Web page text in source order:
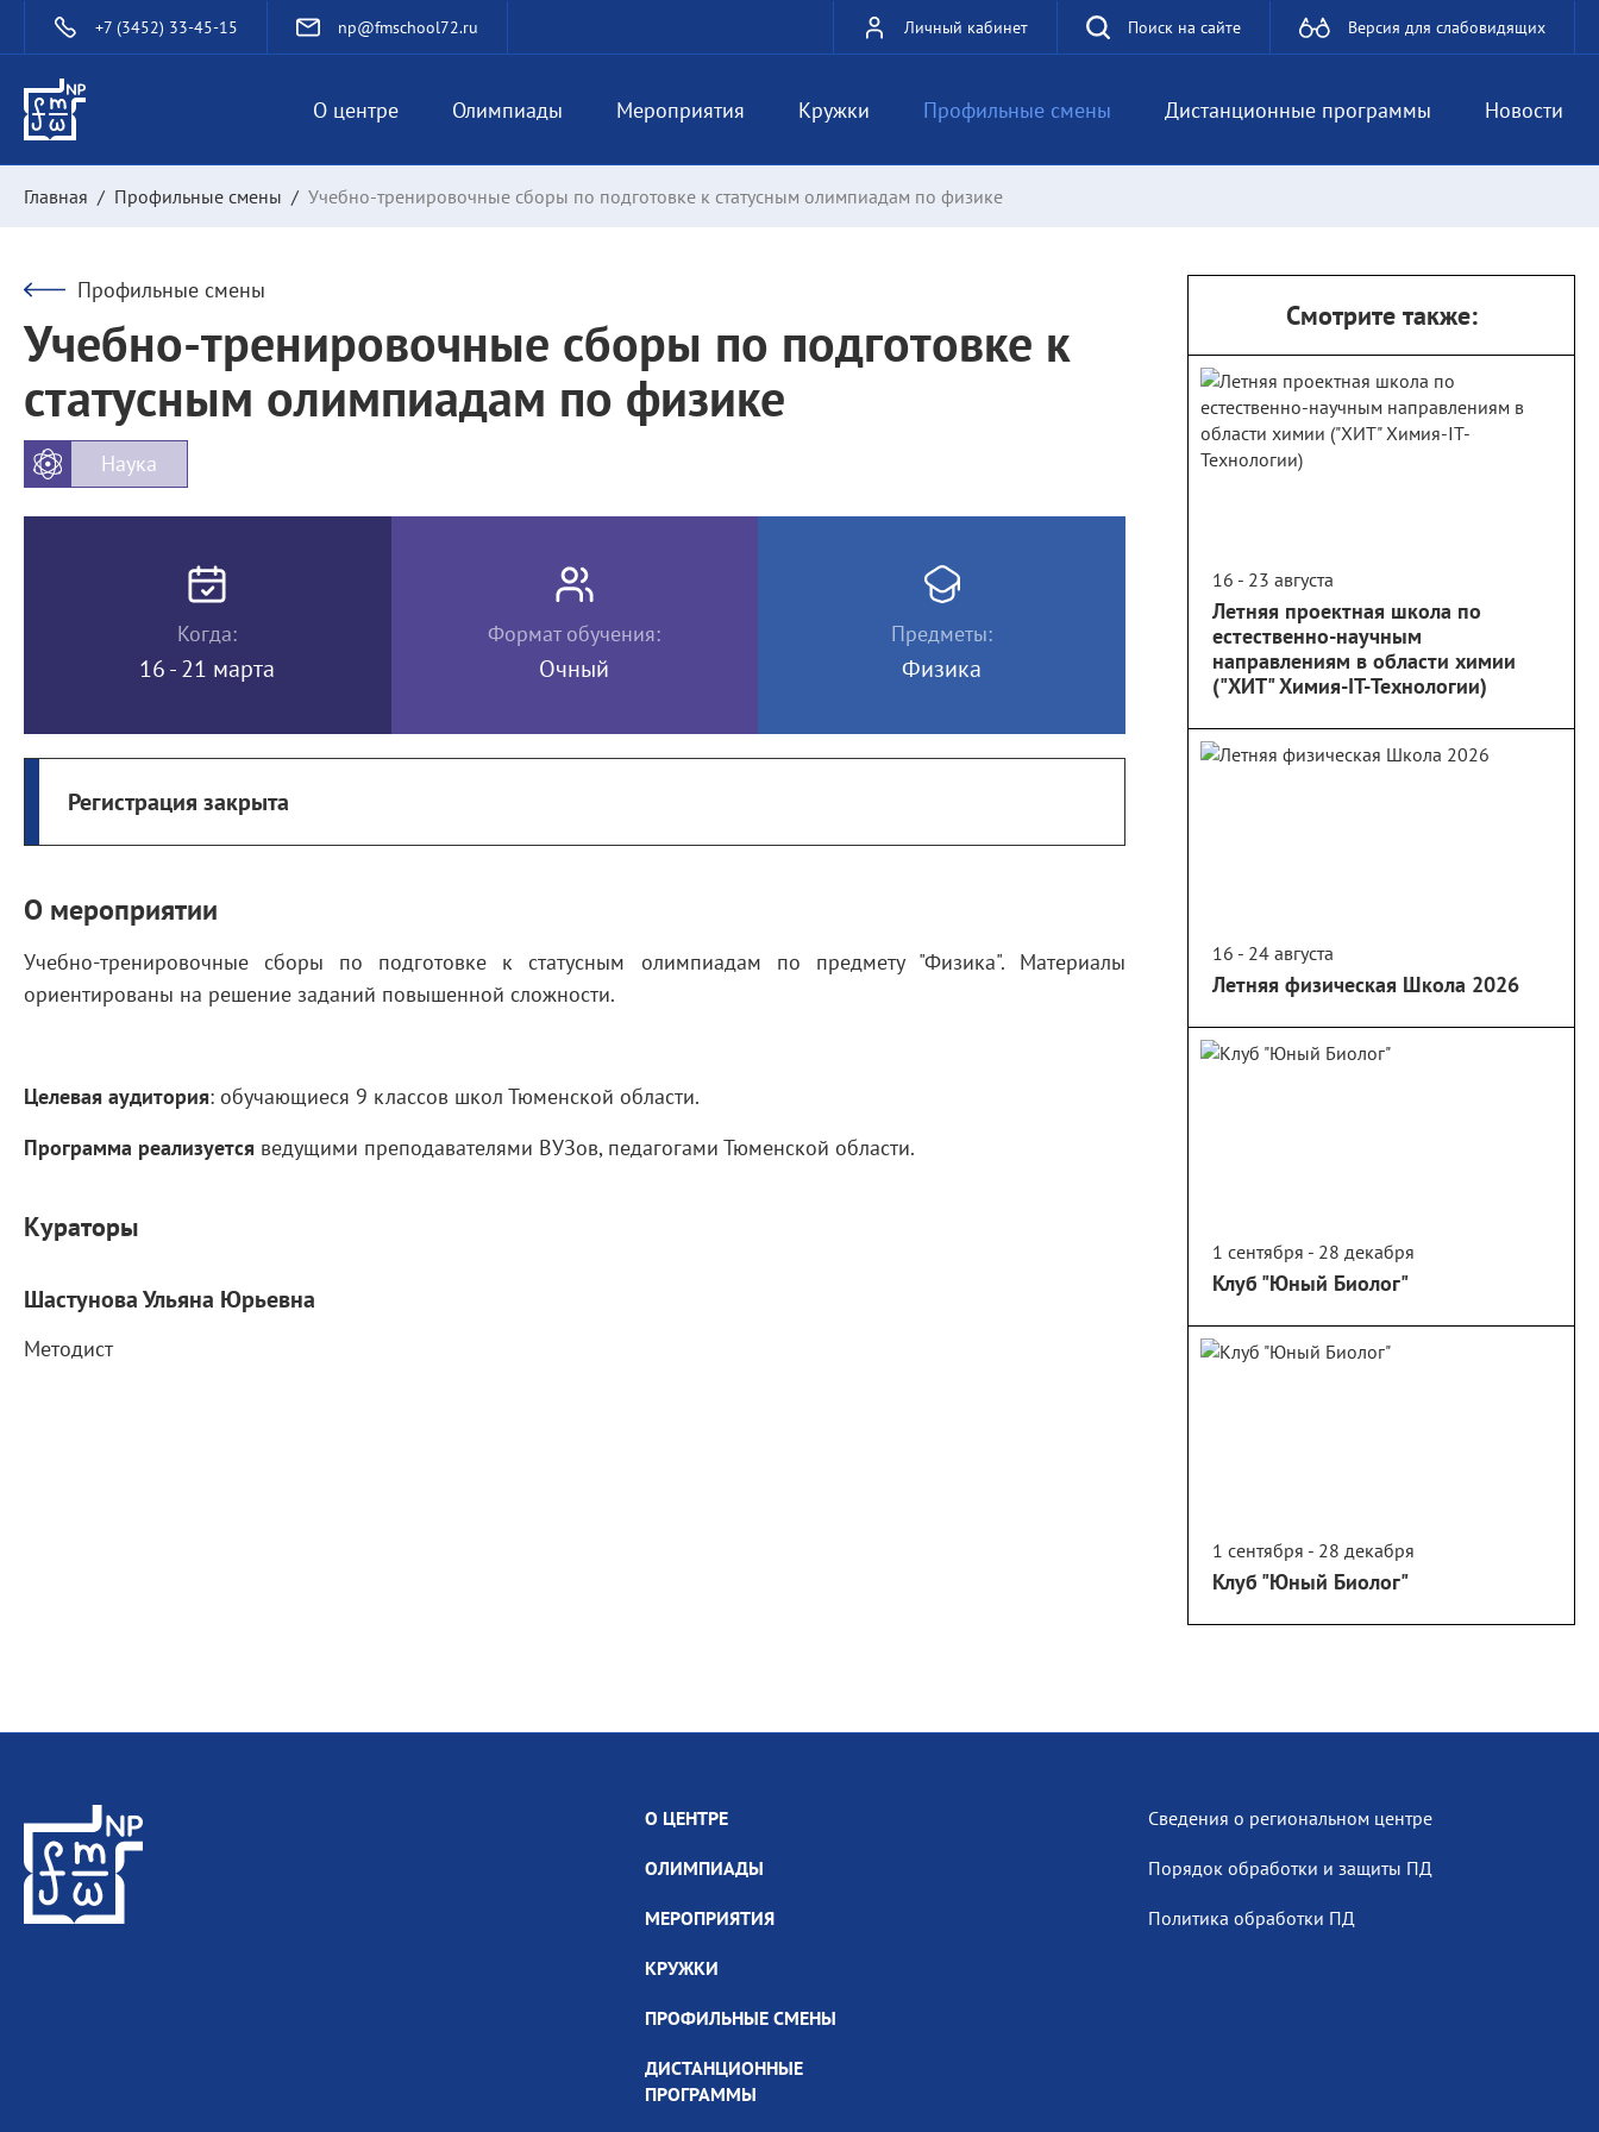
+7 (3452) 33-45-15 np@fmschool72.ru Личный кабинет Поиск на сайте Версия для слабовидящих
О центре Олимпиады Мероприятия Кружки Профильные смены Дистанционные программы Новости
Главная / Профильные смены / Учебно-тренировочные сборы по подготовке к статусным олимпиадам по физике
Профильные смены
Учебно-тренировочные сборы по подготовке к
статусным олимпиадам по физике
Наука
Когда:
16 - 21 марта
Формат обучения:
Очный
Предметы:
Физика
Регистрация закрыта
О мероприятии
Учебно-тренировочные сборы по подготовке к статусным олимпиадам по предмету "Физика". Материалы
ориентированы на решение заданий повышенной сложности.
Целевая аудитория: обучающиеся 9 классов школ Тюменской области.
Программа реализуется ведущими преподавателями ВУЗов, педагогами Тюменской области.
Кураторы
Шастунова Ульяна Юрьевна
Методист
Смотрите также:
16 - 23 августа
Летняя проектная школа по
естественно-научным
направлениям в области химии
("ХИТ" Химия-IT-Технологии)
16 - 24 августа
Летняя физическая Школа 2026
1 сентября - 28 декабря
Клуб "Юный Биолог"
1 сентября - 28 декабря
Клуб "Юный Биолог"
О ЦЕНТРЕ
ОЛИМПИАДЫ
МЕРОПРИЯТИЯ
КРУЖКИ
ПРОФИЛЬНЫЕ СМЕНЫ
ДИСТАНЦИОННЫЕ
ПРОГРАММЫ
Сведения о региональном центре
Порядок обработки и защиты ПД
Политика обработки ПД